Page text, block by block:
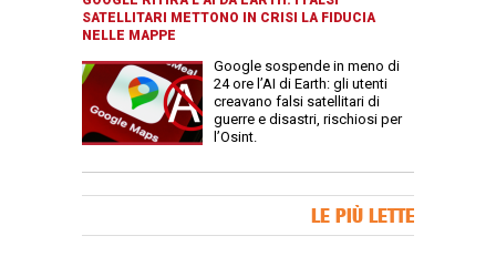
SATELLITARI METTONO IN CRISI LA FIDUCIA
NELLE MAPPE
Google sospende in meno di
24 ore l’AI di Earth: gli utenti
creavano falsi satellitari di
guerre e disastri, rischiosi per
l’Osint.
LE PIÙ LETTE